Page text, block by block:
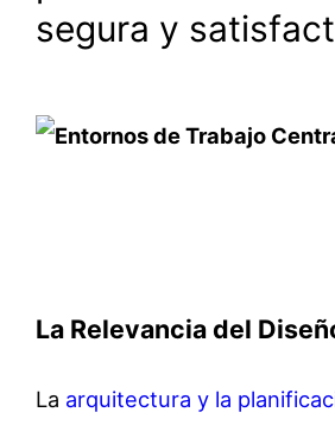
segura y
La Relevancia del
La arquitectura y la